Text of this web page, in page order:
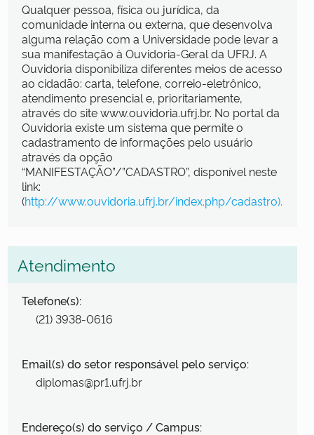
Qualquer pessoa, física ou jurídica, da
comunidade interna ou externa, que desenvolva
alguma relação com a Universidade pode levar a
sua manifestação à Ouvidoria-Geral da UFRJ. A
Ouvidoria disponibiliza diferentes meios de acesso
ao cidadão: carta, telefone, correio-eletrônico,
atendimento presencial e, prioritariamente,
através do site www.ouvidoria.ufrj.br. No portal da
Ouvidoria existe um sistema que permite o
cadastramento de informações pelo usuário
através da opção
“MANIFESTAÇÃO”/”CADASTRO”, disponível neste
link:
(http://www.ouvidoria.ufrj.br/index.php/cadastro).
Atendimento
Telefone(s):
(21) 3938-0616
Email(s) do setor responsável pelo serviço:
diplomas@pr1.ufrj.br
Endereço(s) do serviço / Campus: